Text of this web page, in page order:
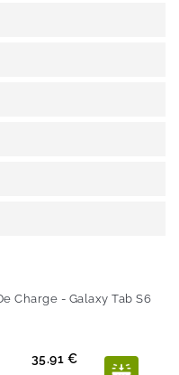
Charge - Galaxy Tab S6
Prix
35.91 €